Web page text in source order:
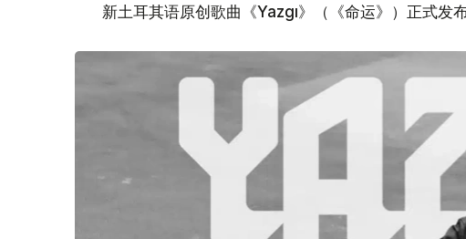
新土耳其语原创歌曲《Yazgı》（《命运》）正式发布